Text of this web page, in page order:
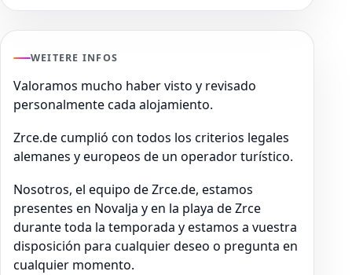
WEITERE INFOS
Valoramos mucho haber visto y revisado
personalmente cada alojamiento.
Zrce.de cumplió con todos los criterios legales
alemanes y europeos de un operador turístico.
Nosotros, el equipo de Zrce.de, estamos
presentes en Novalja y en la playa de Zrce
durante toda la temporada y estamos a vuestra
disposición para cualquier deseo o pregunta en
cualquier momento.